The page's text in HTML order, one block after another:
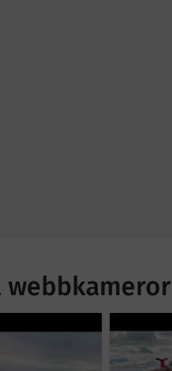
webbkameror